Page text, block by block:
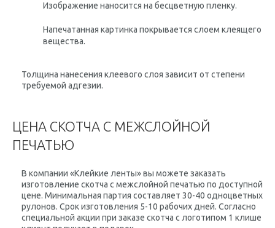
Изображение наносится на бесцветную пленку.
Напечатанная картинка покрывается слоем клеящего
вещества.
Толщина нанесения клеевого слоя зависит от степени
требуемой адгезии.
ЦЕНА СКОТЧА С МЕЖСЛОЙНОЙ
ПЕЧАТЬЮ
В компании «Клейкие ленты» вы можете заказать
изготовление скотча с межслойной печатью по доступной
цене. Минимальная партия составляет 30-40 одноцветных
рулонов. Срок изготовления 5-10 рабочих дней. Согласно
специальной акции при заказе скотча с логотипом 1 клише